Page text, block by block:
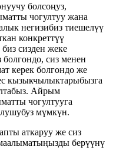
болсоңуз,
чогултуу жана
негизибиз тиешелүү
конкреттүү
сизден жеке
сиз менен
керек болгондо же
кызыкчылыктарыбызга
Айрым
чогултууга
мүмкүн.
аткаруу же сиз
берүүнү